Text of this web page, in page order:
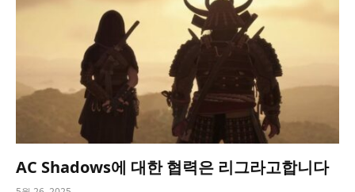
AC Shadows에 대한 협력은 리그라고합니다